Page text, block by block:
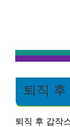
퇴직 후
퇴직 후 갑작